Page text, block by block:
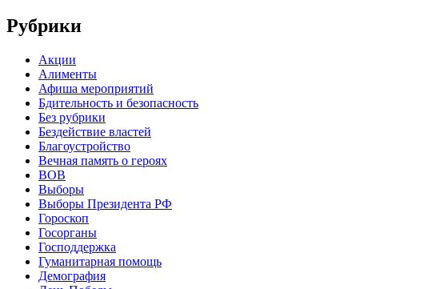
Рубрики
Акции
Алименты
Афиша мероприятий
Бдительность и безопасность
Без рубрики
Бездействие властей
Благоустройство
Вечная память о героях
ВОВ
Выборы
Выборы Президента РФ
Гороскоп
Госорганы
Господдержка
Гуманитарная помощь
Демография